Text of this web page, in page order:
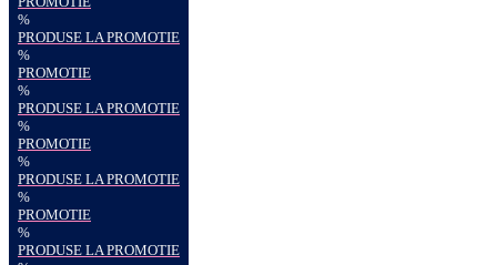
%
PRODUSE LA PROMOTIE
%
PROMOTIE
%
PRODUSE LA PROMOTIE
%
PROMOTIE
%
PRODUSE LA PROMOTIE
%
PROMOTIE
%
PRODUSE LA PROMOTIE